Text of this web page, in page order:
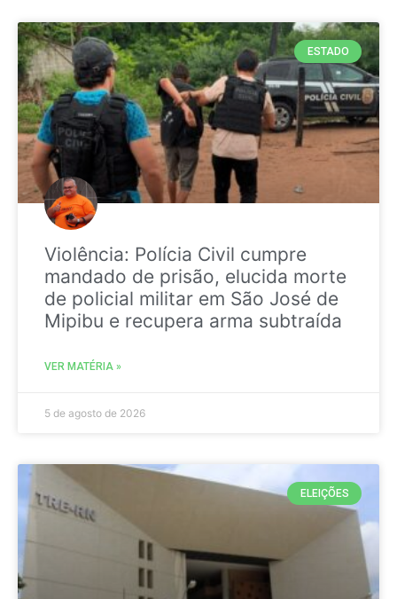
ESTADO
Violência: Polícia Civil cumpre
mandado de prisão, elucida morte
de policial militar em São José de
Mipibu e recupera arma subtraída
VER MATÉRIA »
5 de agosto de 2026
ELEIÇÕES